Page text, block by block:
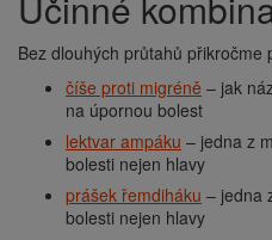
Bez dlouhých průtahů přikročme
číše proti migréně – jak
na úpornou bolest
lektvar ampáku – jedna z
bolesti nejen hlavy
prášek řemdiháku – jedna
bolesti nejen hlavy